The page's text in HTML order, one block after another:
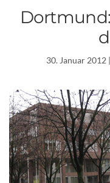
30. Januar 2012|